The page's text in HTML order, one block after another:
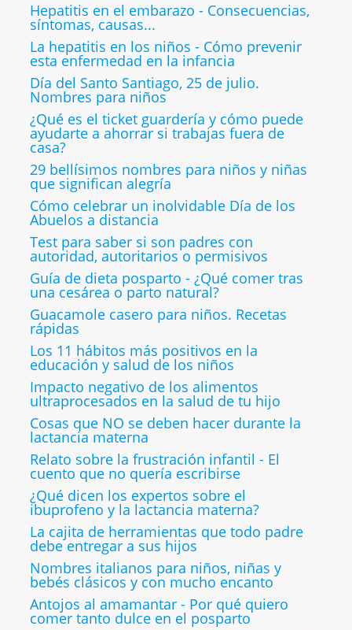
Hepatitis en el embarazo - Consecuencias,
síntomas, causas...
La hepatitis en los niños - Cómo prevenir
esta enfermedad en la infancia
Día del Santo Santiago, 25 de julio.
Nombres para niños
¿Qué es el ticket guardería y cómo puede
ayudarte a ahorrar si trabajas fuera de
casa?
29 bellísimos nombres para niños y niñas
que significan alegría
Cómo celebrar un inolvidable Día de los
Abuelos a distancia
Test para saber si son padres con
autoridad, autoritarios o permisivos
Guía de dieta posparto - ¿Qué comer tras
una cesárea o parto natural?
Guacamole casero para niños. Recetas
rápidas
Los 11 hábitos más positivos en la
educación y salud de los niños
Impacto negativo de los alimentos
ultraprocesados en la salud de tu hijo
Cosas que NO se deben hacer durante la
lactancia materna
Relato sobre la frustración infantil - El
cuento que no quería escribirse
¿Qué dicen los expertos sobre el
ibuprofeno y la lactancia materna?
La cajita de herramientas que todo padre
debe entregar a sus hijos
Nombres italianos para niños, niñas y
bebés clásicos y con mucho encanto
Antojos al amamantar - Por qué quiero
comer tanto dulce en el posparto